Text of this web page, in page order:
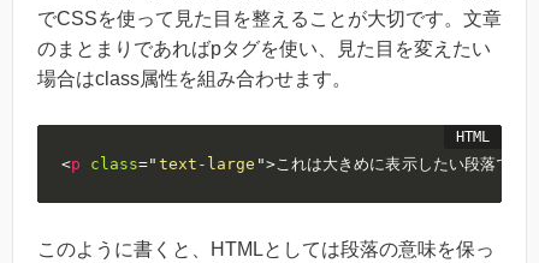
でCSSを使って見た目を整えることが大切です。文章
のまとまりであればpタグを使い、見た目を変えたい
場合はclass属性を組み合わせます。
<p class=" text-large ">これは大きめに表示したい段落です
このように書くと、HTMLとしては段落の意味を保っ